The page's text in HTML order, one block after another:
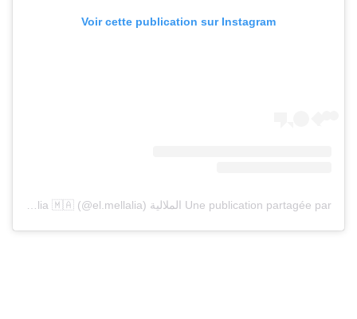
Voir cette publication sur Instagram
Une publication partagée par الملالية el.mellalia 🇲🇦 (@el.mellalia)